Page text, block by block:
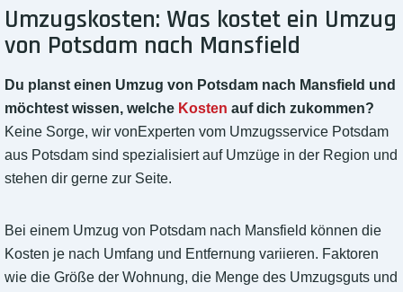
Umzugskosten: Was kostet ein Umzug
von Potsdam nach Mansfield
Du planst einen Umzug von Potsdam nach Mansfield und
möchtest wissen, welche Kosten auf dich zukommen?
Keine Sorge, wir vonExperten vom Umzugsservice Potsdam
aus Potsdam sind spezialisiert auf Umzüge in der Region und
stehen dir gerne zur Seite.
Bei einem Umzug von Potsdam nach Mansfield können die
Kosten je nach Umfang und Entfernung variieren. Faktoren
wie die Größe der Wohnung, die Menge des Umzugsguts und